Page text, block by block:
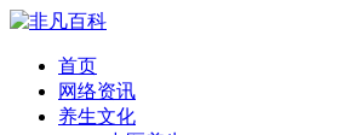
首页
网络资讯
养生文化